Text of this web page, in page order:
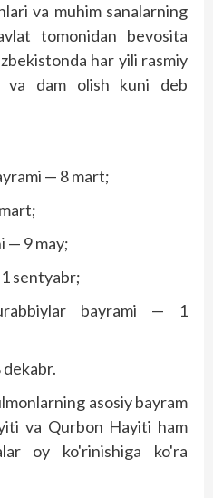
va muhim sanalarning
tomonidan bevosita
har yili rasmiy
va dam olish kuni deb
— 8 mart;
— 9 may;
sentyabr;
bayrami — 1
asosiy bayram
va Qurbon Hayiti ham
oy ko'rinishiga ko'ra